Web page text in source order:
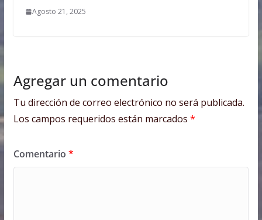
Agosto 21, 2025
Agregar un comentario
Tu dirección de correo electrónico no será publicada.
Los campos requeridos están marcados *
Comentario *